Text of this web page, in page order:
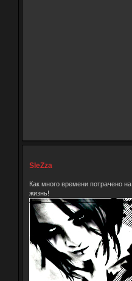
SleZza
Как много времени потрачено на
жизнь!